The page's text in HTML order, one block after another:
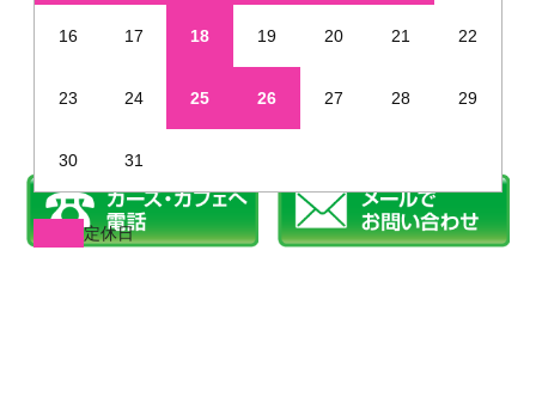
16 17 18 19 20 21 22
23 24 25 26 27 28 29
30 31
定休日